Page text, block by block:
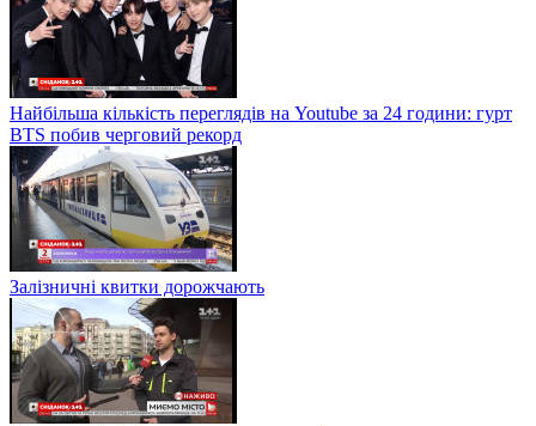
Найбільша кількість переглядів на Youtube за 24 години: гурт
BTS побив черговий рекорд
Залізничні квитки дорожчають